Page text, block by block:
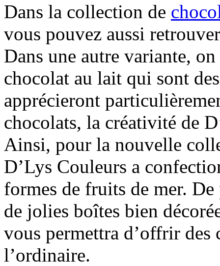
Dans la collection de
vous pouvez aussi
Dans une autre variante,
chocolat au lait qui sont
apprécieront
chocolats, la créativité de
Ainsi, pour la nouvelle
D’Lys Couleurs a
formes de fruits de mer.
de jolies boîtes bien
vous permettra d’offrir des
l’ordinaire.